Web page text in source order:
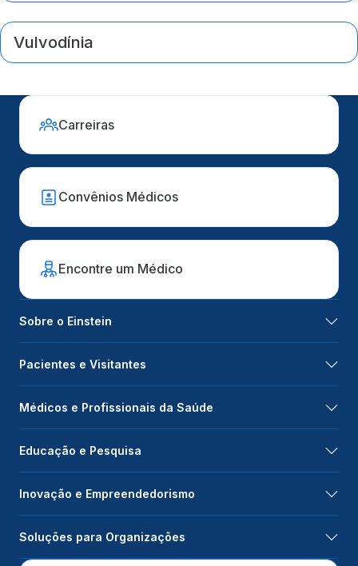
Vulvodínia
Carreiras
Convênios Médicos
Encontre um Médico
Sobre o Einstein
Pacientes e Visitantes
Médicos e Profissionais da Saúde
Educação e Pesquisa
Inovação e Empreendedorismo
Soluções para Organizações